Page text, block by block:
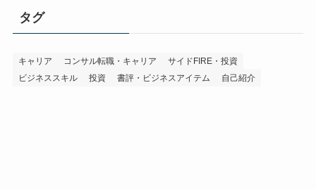
タグ
キャリア コンサル転職・キャリア
サイドFIRE・投資
ビジネススキル
投資 書評・ビジネスアイテム 自己紹介